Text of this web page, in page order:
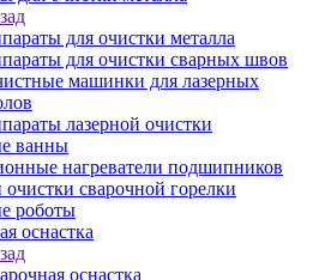
для очистки металла
для очистки сварных швов
машинки для лазерных
лазерной очистки
ванны
нагреватели подшипников
сварочной горелки
роботы
оснастка
оснастка